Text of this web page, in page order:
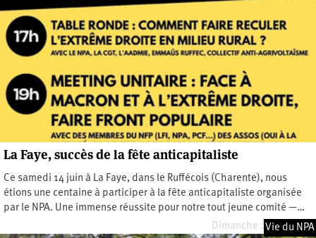
La Faye, succès de la fête anticapitaliste
Ce samedi 14 juin à La Faye, dans le Ruffécois (Charente), nous
étions une centaine à participer à la fête anticapitaliste organisée
par le NPA. Une immense réussite pour notre tout jeune comité —…
Dimanche 22 juin 2025
Vie du NPA